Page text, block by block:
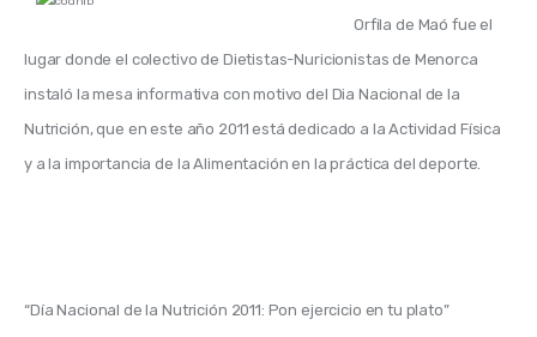
Orfila de Maó fue el
lugar donde el colectivo de Dietistas-Nuricionistas de Menorca
instaló la mesa informativa con motivo del Dia Nacional de la
Nutrición, que en este año 2011 está dedicado a la Actividad Física
y a la importancia de la Alimentación en la práctica del deporte.
“Día Nacional de la Nutrición 2011: Pon ejercicio en tu plato”